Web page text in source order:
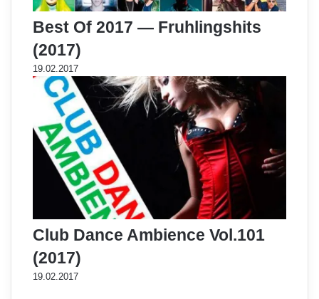
Best Of 2017 — Fruhlingshits
(2017)
19.02.2017
Club Dance Ambience Vol.101
(2017)
19.02.2017